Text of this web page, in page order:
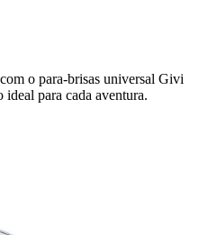
o para-brisas universal Givi
para cada aventura.